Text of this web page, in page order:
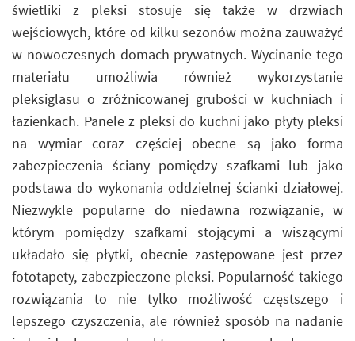
świetliki z pleksi stosuje się także w drzwiach
wejściowych, które od kilku sezonów można zauważyć
w nowoczesnych domach prywatnych. Wycinanie tego
materiału umożliwia również wykorzystanie
pleksiglasu o zróżnicowanej grubości w kuchniach i
łazienkach. Panele z pleksi do kuchni jako płyty pleksi
na wymiar coraz częściej obecne są jako forma
zabezpieczenia ściany pomiędzy szafkami lub jako
podstawa do wykonania oddzielnej ścianki działowej.
Niezwykle popularne do niedawna rozwiązanie, w
którym pomiędzy szafkami stojącymi a wiszącymi
układało się płytki, obecnie zastępowane jest przez
fototapety, zabezpieczone pleksi. Popularność takiego
rozwiązania to nie tylko możliwość częstszego i
lepszego czyszczenia, ale również sposób na nadanie